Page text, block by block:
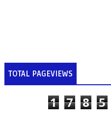
TOTAL PAGEVIEWS
1 7 8 5